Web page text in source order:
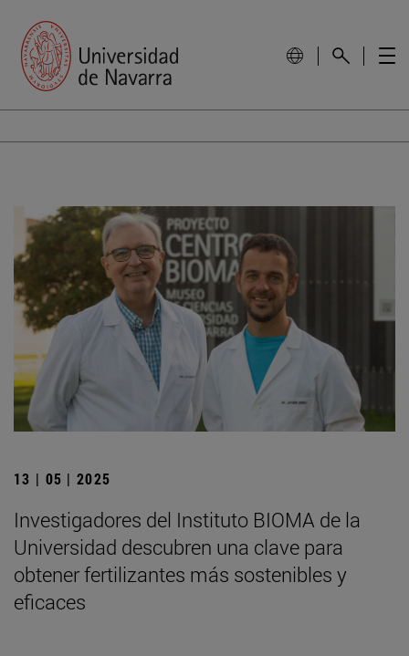
13 | 05 | 2025
Investigadores del Instituto BIOMA de la
Universidad descubren una clave para
obtener fertilizantes más sostenibles y
eficaces